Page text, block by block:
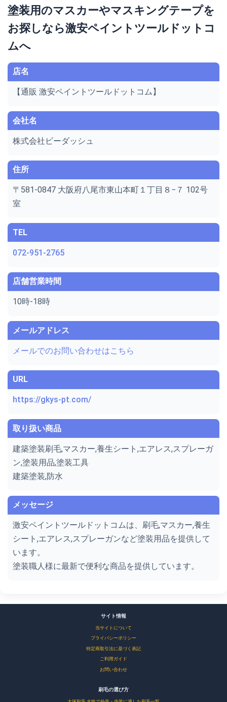
塗装用のマスカーやマスキングテープを
お探しなら激安ペイントツールドットコ
ムへ
店名
【通販 激安ペイントツールドットコム】
会社名
株式会社ビーダッシュ
住所
〒581-0847 大阪府八尾市東山本町１丁目８−７ 102号
室
TEL
072-951-2765
店舗営業時間
10時-18時
メールアドレス
メールでのお問い合わせはこちら
URL
https://gkys-pt.com/
取り扱い商品
建築塗装刷毛,マスカー,養生シート,エアレス,スプレーガ
ン,塗装用品,塗装工具
建築塗装,防水
メッセージ
激安ペイントツールドットコムは、刷毛,マスカー,養生
シート,エアレス,スプレーガンなど塗装用品を提供して
います。
塗装職人様に最新で便利な商品を提供しています。
サイト情報
当サイトについて
プライバシーポリシー
特定商取引法に基づく表記
ご利用ガイド
お問い合わせ
刷毛の選び方